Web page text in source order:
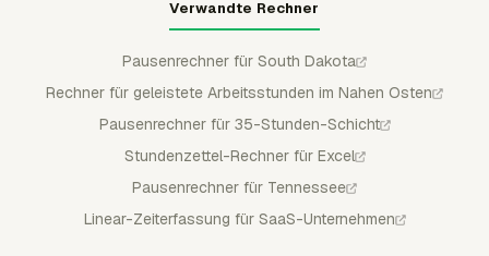
Verwandte Rechner
Pausenrechner für South Dakota
Rechner für geleistete Arbeitsstunden im Nahen Osten
Pausenrechner für 35-Stunden-Schicht
Stundenzettel-Rechner für Excel
Pausenrechner für Tennessee
Linear-Zeiterfassung für SaaS-Unternehmen